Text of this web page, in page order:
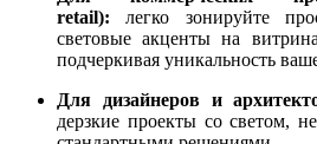
retail): легко зонируйте
световые акценты на
подчеркивая уникальность
Для дизайнеров и
дерзкие проекты со светом,